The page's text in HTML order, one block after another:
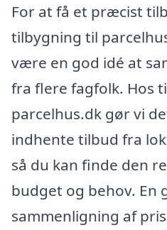
For at få et præcist
tilbygning til
være en god idé at
fra flere fagfolk. Hos
parcelhus.dk gør vi
indhente tilbud fra
så du kan finde den
budget og behov. En
sammenligning af